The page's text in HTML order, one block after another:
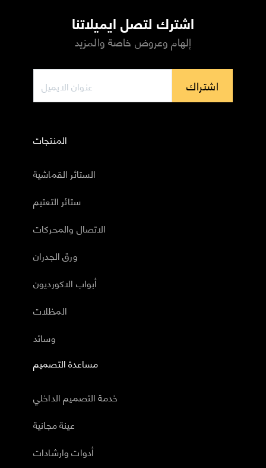
اشترك لتصل ايميلاتنا
إلهام وعروض خاصة والمزيد
اشتراك
المنتجات
الستائر القماشية
ستائر التعتيم
الاتصال والمحركات
ورق الجدران
أبواب الاكورديون
المظلات
وسائد
مساعدة التصميم
خدمة التصميم الداخلي
عينة مجانية
أدوات وارشادات